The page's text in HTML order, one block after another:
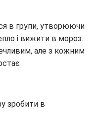
в групи, утворюючи
і вижити в мороз.
але з кожним
зробити в